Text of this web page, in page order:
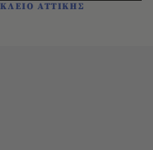
ΑΤΤΙΚΗΣ